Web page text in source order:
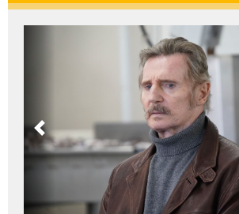
Previous